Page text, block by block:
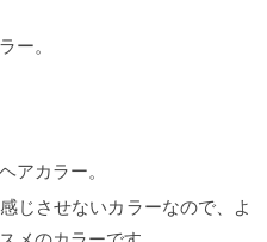
ー。
アカラー。
じさせないカラーなので、よ